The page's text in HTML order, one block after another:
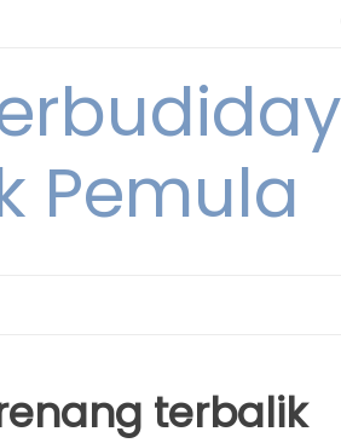
Pemula
terbalik